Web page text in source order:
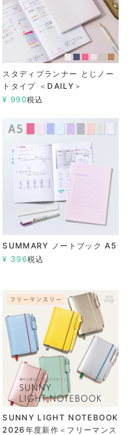
スタディプランナー とじノー
トタイプ ＜DAILY＞
¥ 990税込
SUMMARY ノートブック A5
¥ 396税込
SUNNY LIGHT NOTEBOOK
2026年度新作＜フリーマンス